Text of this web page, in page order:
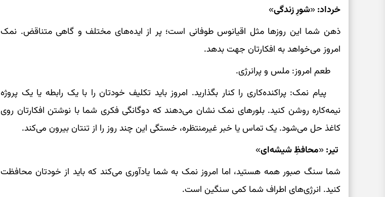
خرداد: «شورِ زندگی»
ذهن شما این روزها مثل اقیانوس طوفانی است؛ پر از ایده‌های مختلف و گاهی متناقض. نمک
امروز می‌خواهد به افکارتان جهت بدهد.
طعم امروز: ملس و پرانرژی.
پیام نمک: پراکنده‌کاری را کنار بگذارید. امروز باید تکلیف خودتان را با یک رابطه یا یک پروژه
نیمه‌کاره روشن کنید. بلورهای نمک نشان می‌دهند که دوگانگی فکری شما با نوشتن افکارتان روی
کاغذ حل می‌شود. یک تماس یا خبر غیرمنتظره، خستگی این چند روز را از تنتان بیرون می‌کند.
تیر: «محافظِ شیشه‌ای»
شما سنگ صبور همه هستید، اما امروز نمک به شما یادآوری می‌کند که باید از خودتان محافظت
کنید. انرژی‌های اطراف شما کمی سنگین است.